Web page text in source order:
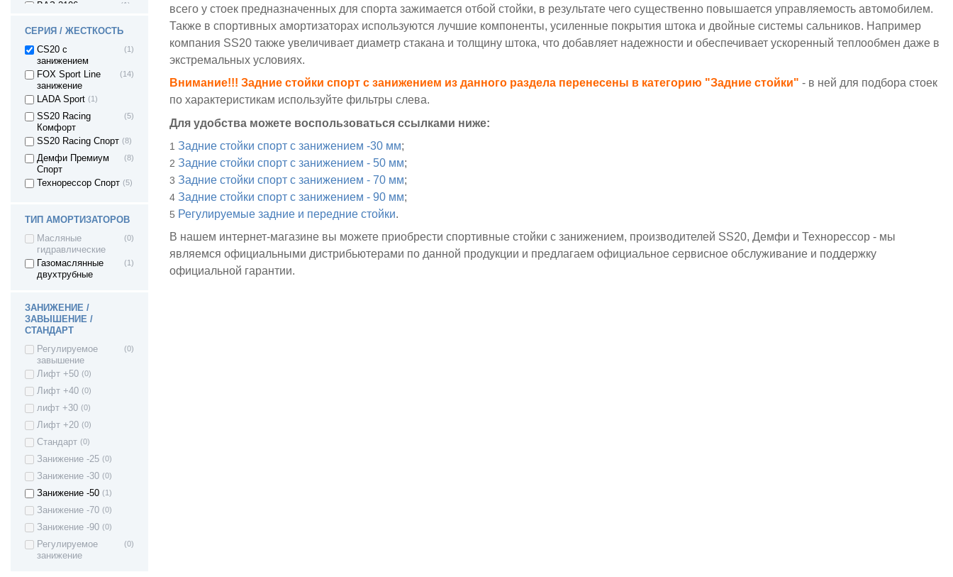
ВАЗ 2106 -
(1)
ВАЗ 2107 -
(1)
ВАЗ 2108 - Лада/
Спутник/ Самара1
(0)
ВАЗ 2109 - Лада/
Спутник/ Самара1
(0)
ВАЗ 21099 - Лада/
Самара1
ВАЗ 2113 - Лада
Самара II 3дв.
хетч
ВАЗ 2114 - Лада
Самара II 5дв.
хетч
Самара II седан
110
ВАЗ 2111 - Лада
111
ВАЗ 2112 - Лада
ВАЗ 2170 - Приора
седан
ВАЗ 21708 -
Приора премьер
ВАЗ 2171 - Приора
универсал
(0)
ВАЗ 2172 - Приора
хетчбек
Приора купе
ВАЗ 2190 - Гранта
седан
II Kross
ВАЗ 21905 -
Гранта седан
(Sport)
ВАЗ 2191 - Гранта
хетчбек (лифтбек)
II Хэтчбек
Lada Kalina 2
СЕРИЯ / ЖЕСТКОСТЬ
CS20 с
занижением
(1)
FOX Sport Line
занижение
(14)
LADA Sport (1)
SS20 Racing
Комфорт
(5)
SS20 Racing Спорт (8)
Демфи Премиум
Спорт
(8)
Технорессор Спорт (5)
ТИП АМОРТИЗАТОРОВ
Масляные
гидравлические
(0)
Газомаслянные
двухтрубные
(1)
ЗАНИЖЕНИЕ /
ЗАВЫШЕНИЕ /
СТАНДАРТ
Регулируемое
завышение
(0)
Лифт +50 (0)
Лифт +40 (0)
лифт +30 (0)
Лифт +20 (0)
Стандарт (0)
Занижение -25 (0)
Занижение -30 (0)
Занижение -50 (1)
Занижение -70 (0)
Занижение -90 (0)
Регулируемое
занижение
(0)
всего у стоек предназначенных для спорта зажимается отбой стойки, в результате чего существенно повышается управляемость автомобилем.
Также в спортивных амортизаторах используются лучшие компоненты, усиленные покрытия штока и двойные системы сальников. Например
компания SS20 также увеличивает диаметр стакана и толщину штока, что добавляет надежности и обеспечивает ускоренный теплообмен даже в
экстремальных условиях.
Внимание!!! Задние стойки спорт с занижением из данного раздела перенесены в категорию "Задние стойки" - в ней для подбора стоек
по характеристикам используйте фильтры слева.
Для удобства можете воспользоваться ссылками ниже:
Задние стойки спорт с занижением -30 мм;
Задние стойки спорт с занижением - 50 мм;
Задние стойки спорт с занижением - 70 мм;
Задние стойки спорт с занижением - 90 мм;
Регулируемые задние и передние стойки.
В нашем интернет-магазине вы можете приобрести спортивные стойки с занижением, производителей SS20, Демфи и Технорессор - мы
являемся официальными дистрибьютерами по данной продукции и предлагаем официальное сервисное обслуживание и поддержку
официальной гарантии.